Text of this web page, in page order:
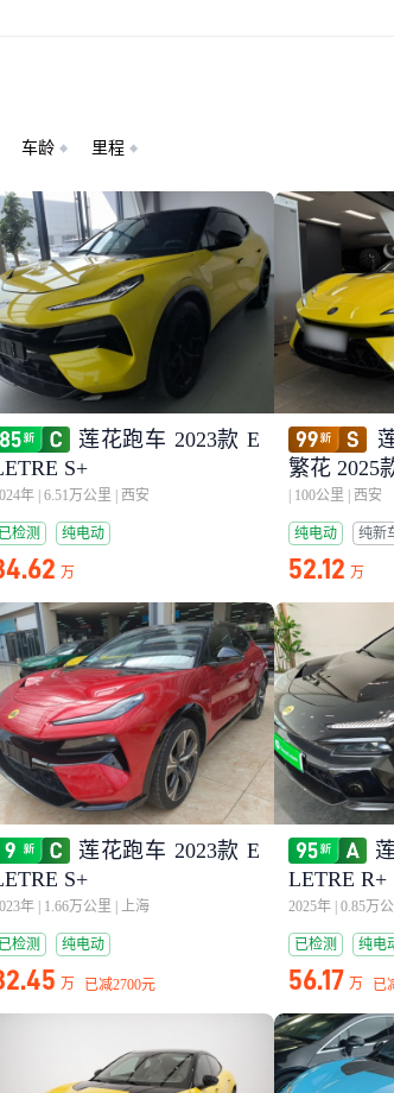
车龄 里程
莲花跑车 2023款 E
S+
年 6.51万公里 西安
已检测 纯电动
万
繁花 2025
100公里 西安
纯电动 纯新
52.12 万
莲花跑车 2023款 E
S+
年 1.66万公里 上海
已检测 纯电动
万 已减2700元
LETRE R+
2025年 0.85万
已检测 纯电
56.17 万 已